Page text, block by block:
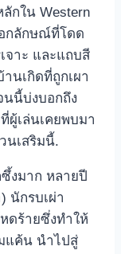
กใน Western
อกลักษณ์ที่โดด
จาะ และแถบสี
นเกิดที่ถูกเผา
นี้บ่งบอกถึง
ผู้เล่นเคยพบมา
นเสริมนี้.
ซึ้งมาก หลายปี
นักรบเผ่า
ดร้ายซึ่งทำให้
แค้น นำไปสู่